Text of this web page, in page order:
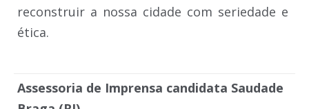
reconstruir a nossa cidade com seriedade e
ética.
Assessoria de Imprensa candidata Saudade